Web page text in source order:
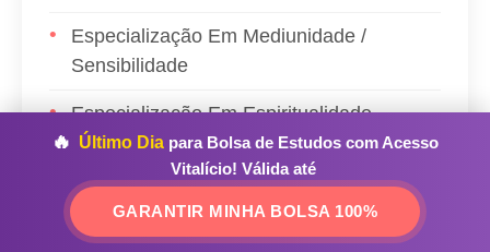
Especialização Em Mediunidade /
Sensibilidade
Especialização Em Espiritualidade
🔥 Último Dia para Bolsa de Estudos com Acesso
Vitalício! Válida até
GARANTIR MINHA BOLSA 100%